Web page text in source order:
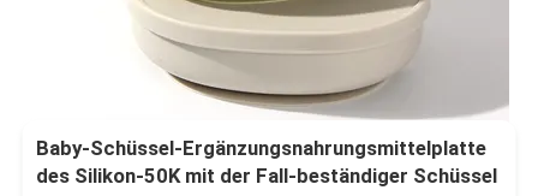
Baby-Schüssel-Ergänzungsnahrungsmittelplatte
des Silikon-50K mit der Fall-beständiger Schüssel